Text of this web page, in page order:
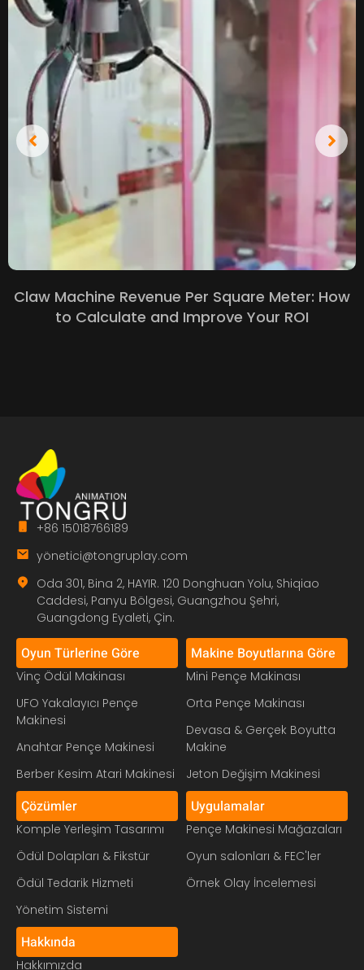
Claw Machine Revenue Per Square Meter: How
to Calculate and Improve Your ROI
+86 15018766189
yönetici@tongruplay.com
Oda 301, Bina 2, HAYIR. 120 Donghuan Yolu, Shiqiao
Caddesi, Panyu Bölgesi, Guangzhou Şehri,
Guangdong Eyaleti, Çin.
Oyun Türlerine Göre
Vinç Ödül Makinası
UFO Yakalayıcı Pençe
Makinesi
Anahtar Pençe Makinesi
Berber Kesim Atari Makinesi
Makine Boyutlarına Göre
Mini Pençe Makinası
Orta Pençe Makinası
Devasa & Gerçek Boyutta
Makine
Jeton Değişim Makinesi
Çözümler
Komple Yerleşim Tasarımı
Ödül Dolapları & Fikstür
Ödül Tedarik Hizmeti
Yönetim Sistemi
Uygulamalar
Pençe Makinesi Mağazaları
Oyun salonları & FEC'ler
Örnek Olay İncelemesi
Hakkında
Hakkımızda